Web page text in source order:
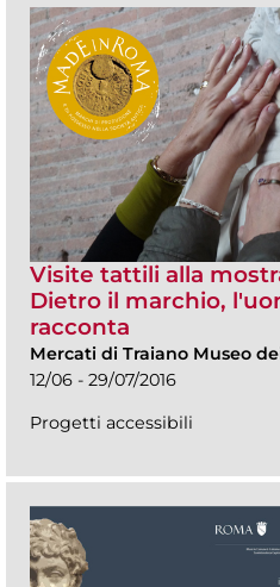
Visite tattili alla
Dietro il marchio,
racconta
Mercati di Traiano Museo
12/06 - 29/07/2016
Progetti accessibili